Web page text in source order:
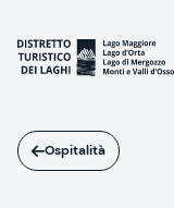
contenuto
principale
Ospitalità